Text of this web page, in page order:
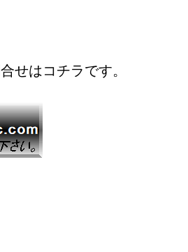
せはコチラです。